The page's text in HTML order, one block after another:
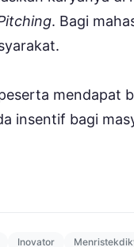
. Bagi
mendapat
insentif bagi
Inovator